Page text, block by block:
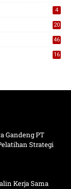
4
20
46
16
Gandeng PT
Strategi
Kerja Sama